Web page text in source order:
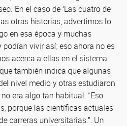
En el caso de ‘Las cuatro de
otras historias, advertimos lo
en esa época y muchas
vivir así; eso ahora no es
acerca a ellas en el sistema
también indica que algunas
nivel medio y otras estudiaron
era algo tan habitual. “Eso
porque las científicas actuales
carreras universitarias.”. Un